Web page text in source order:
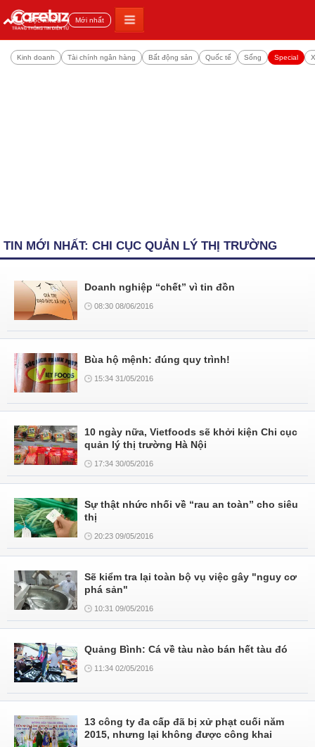
Đọc nhiều Mới nhất
Kinh doanh Tài chính ngân hàng Bất động sản Quốc tế Sống Special
TIN MỚI NHẤT: CHI CỤC QUẢN LÝ THỊ TRƯỜNG
Doanh nghiệp “chết” vì tin đồn
08:30 08/06/2016
Bùa hộ mệnh: đúng quy trình!
15:34 31/05/2016
10 ngày nữa, Vietfoods sẽ khởi kiện Chi cục
quản lý thị trường Hà Nội
17:34 30/05/2016
Sự thật nhức nhối về “rau an toàn” cho siêu
thị
20:23 09/05/2016
Sẽ kiểm tra lại toàn bộ vụ việc gây "nguy cơ
phá sản"
10:31 09/05/2016
Quảng Bình: Cá về tàu nào bán hết tàu đó
11:34 02/05/2016
13 công ty đa cấp đã bị xử phạt cuối năm
2015, nhưng lại không được công khai